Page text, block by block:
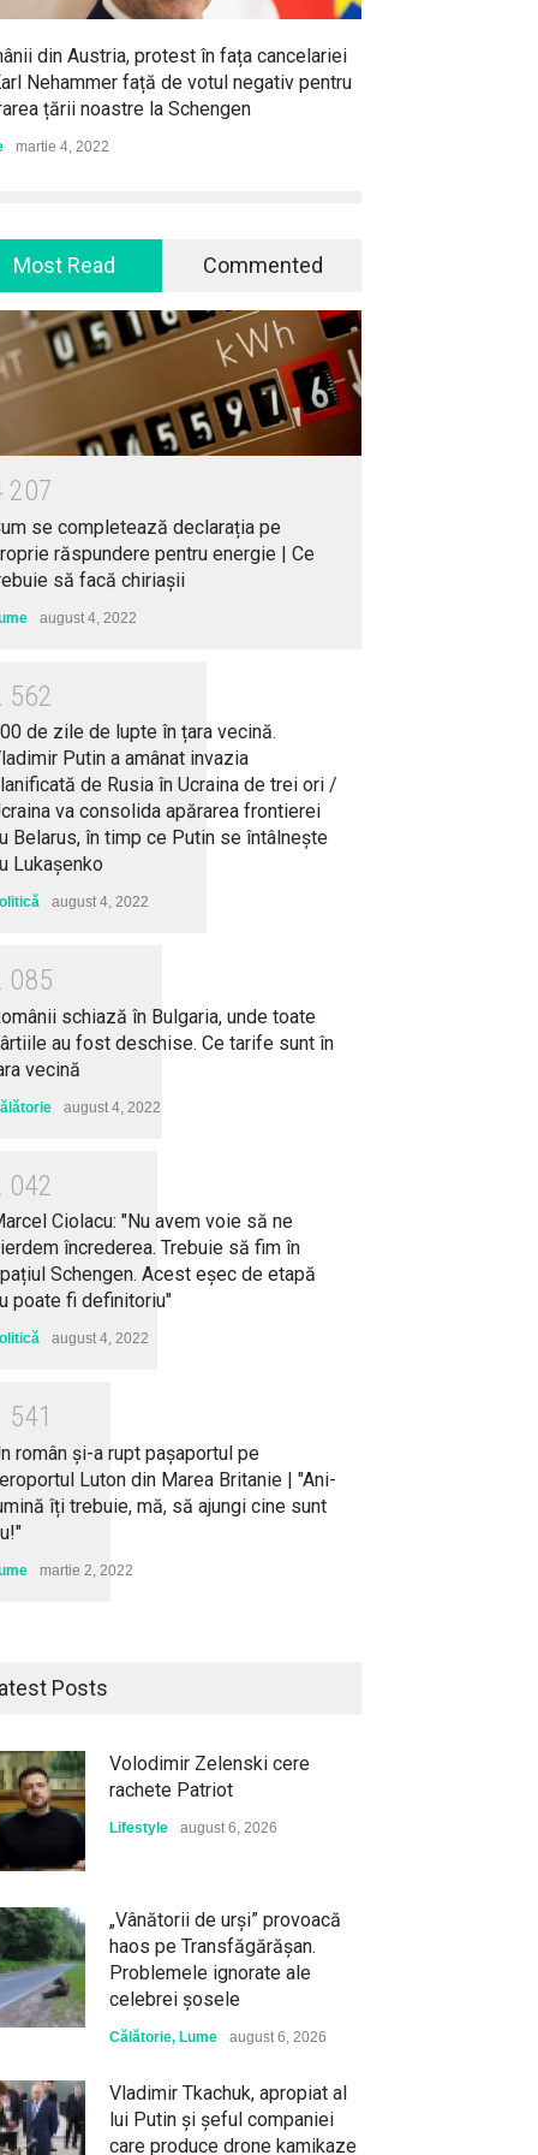
din Austria, protest în fața cancelariei
Nehammer față de votul negativ pentru
țării noastre la Schengen
martie 4, 2022
Most Read Commented
207
se completează declarația pe
răspundere pentru energie | Ce
să facă chiriașii
august 4, 2022
562
de zile de lupte în țara vecină.
Putin a amânat invazia
de Rusia în Ucraina de trei ori /
va consolida apărarea frontierei
Belarus, în timp ce Putin se întâlneşte
Lukaşenko
august 4, 2022
085
schiază în Bulgaria, unde toate
au fost deschise. Ce tarife sunt în
vecină
august 4, 2022
042
Ciolacu: "Nu avem voie să ne
încrederea. Trebuie să fim în
Schengen. Acest eșec de etapă
poate fi definitoriu"
august 4, 2022
541
român și-a rupt pașaportul pe
Luton din Marea Britanie | "Ani-
îți trebuie, mă, să ajungi cine sunt
martie 2, 2022
Posts
Volodimir Zelenski cere
rachete Patriot
Lifestyle august 6, 2026
„Vânătorii de urși” provoacă
haos pe Transfăgărășan.
Problemele ignorate ale
celebrei șosele
Călătorie, Lume august 6, 2026
Vladimir Tkachuk, apropiat al
lui Putin și șeful companiei
care produce drone kamikaze